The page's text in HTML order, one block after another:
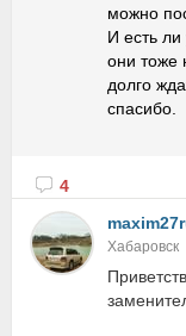
можно
И есть ли
они тоже
долго
спасибо.
4
Хабаровск